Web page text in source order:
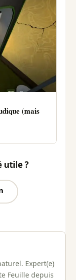
(mais
utile ?
Expert(e)
Feuille depuis